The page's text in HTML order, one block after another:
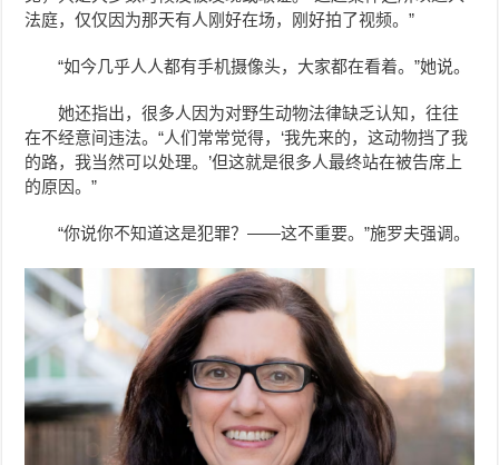
法庭，仅仅因为那天有人刚好在场，刚好拍了视频。”
“如今几乎人人都有手机摄像头，大家都在看着。”她说。
她还指出，很多人因为对野生动物法律缺乏认知，往往
在不经意间违法。“人们常常觉得，‘我先来的，这动物挡了我
的路，我当然可以处理。’但这就是很多人最终站在被告席上
的原因。”
“你说你不知道这是犯罪？——这不重要。”施罗夫强调。